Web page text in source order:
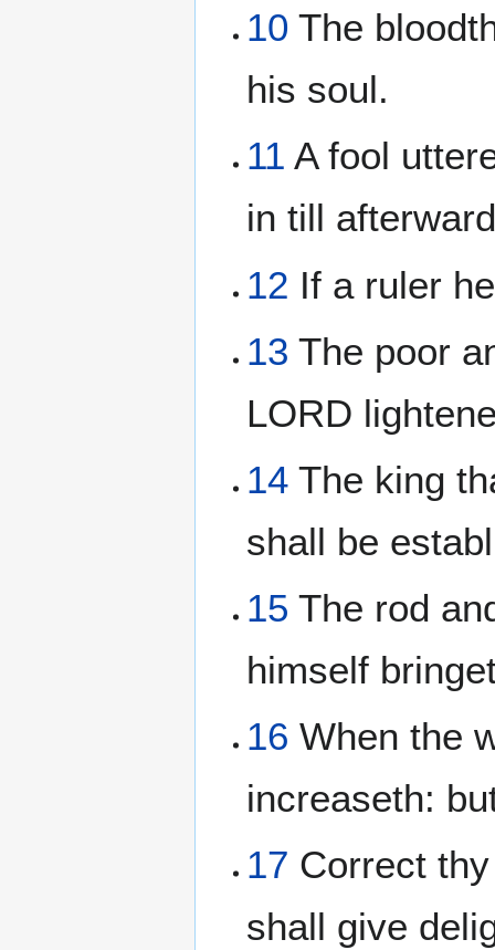
10 The
his soul.
11 A fool
in till
12 If a ruler
13 The poor
LORD
14 The king
shall be
15 The rod
himself
16 When the
increaseth:
17 Correct
shall give